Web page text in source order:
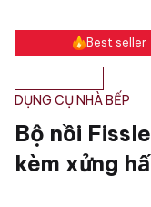
phẩm
Best seller
DỤNG CỤ NHÀ BẾP
Bộ nồi
kèm xửng